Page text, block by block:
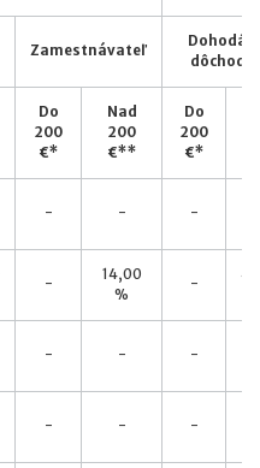
Zamestnávateľ
Dohodár
Do
200
€*
Nad
200
€**
Do
200
€*
- - -
-
14,00
%
-
- - -
- - -